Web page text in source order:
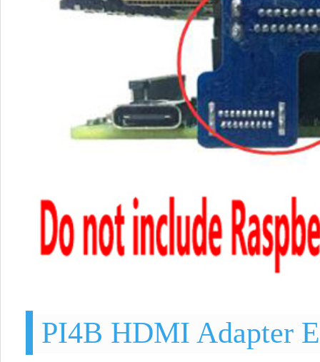
PI4B HDMI Adapter E